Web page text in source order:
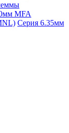
MFA
Серия 6.35мм